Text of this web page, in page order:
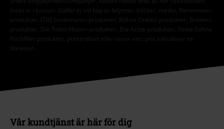
löses in i kassan. Gäller ej vid köp av biljetter, böcker, media, Rammstein-
produkter, (Till) Lindemann,-produkter, Böhse Onklez-produkter, Broilers-
produkter, Die Toten Hosen-produkter, Die Ärzte-produkter, Feine Sahne
Fischfilet-produkter, presentkort eller varor vars pris inkluderar en
donation.
Vår kundtjänst är här för dig